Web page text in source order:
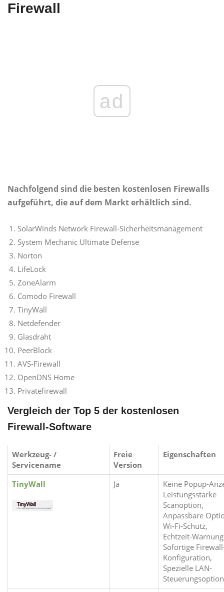
Firewall
ad
Nachfolgend sind die besten kostenlosen Firewalls
aufgeführt, die auf dem Markt erhältlich sind.
SolarWinds Network Firewall-Sicherheitsmanagement
System Mechanic Ultimate Defense
Norton
LifeLock
ZoneAlarm
Comodo Firewall
TinyWall
Netdefender
Glasdraht
PeerBlock
AVS-Firewall
OpenDNS Home
Privatefirewall
Vergleich der Top 5 der kostenlosen
Firewall-Software
Werkzeug- /
Servicename
Freie
Version
Eigenschaften
TinyWall Ja
Keine Popup-
Leistungsstarke
Scanoption,
Anpassbare
Wi-Fi-Schutz,
Echtzeit-
Sofortige
Konfiguration,
Spezielle LAN-